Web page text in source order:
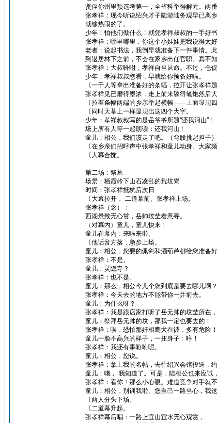
贤侄你州里预选考第一，全省科举得解元。两
张孝祥：现今听说绍兴才子陆游陆务观早已离
就够热闹的了。
少年：怕他们做什么！就凭孝祥叔叔的一手好
张孝祥：哪里哪里，你这个小娃娃把我说得太
老者；说起书法，我倒早就准备下一件事情。
到退居林下之前，不会在家乡出任官职。真不
张孝祥：大叔吩咐，孝祥自当从命。不过，仓
少年：孝祥叔叔您看，早就给你预备好啦。
〔一干人等拿出准备好的条幅，拉开让张孝祥
张孝祥见已磨得墨浓，走上前来舔得笔饱然后
〔拉着条幅两端的乡亲举起横幅——上面显现
〔同时天幕上一样显现出这四个大字。
少年：孝祥叔叔写的是岳爷爷所题“还我河山”！
场上所有人等一起朗读：还我河山！
童儿：相公，我们该走了吧。（弯腰挑起担子）
〔在乡亲们招呼声中张孝祥和童儿动身。大家
〔大幕合拢。
第二场：祭墓
场景：栖霞岭下山石凌乱的荒坟岗
时间：张孝祥抵杭后次日
〔大幕拉开， 二道幕前。张孝祥上场。
张孝祥（念）：
西湖景致无心赏，岳帅坟茔着意寻。
（对幕内）童儿，童儿快来！
童儿在幕内：来啦来啦。
〔他话音方落，急步上场。
童儿：相公，您要的佩剑和酒葫芦都给您准备
张孝祥：不是。
童儿：灵隐寺？
张孝祥：也不是。
童儿：那么，相公今儿个您到底是要去哪儿啊？
张孝祥：今天去的地方不能带你一并前去。
童儿：为什么呀？
张孝祥：我是跟店家打听了岳元帅的坟茔所在
童儿：祭拜岳元帅的坟，那我一定也要去的！
张孝祥：唉，恐怕那奸相鹰犬在彼，多有危险
童儿一脸不高兴的样子，一扭身子：哼！
张孝祥：我还有事吩咐呢。
童儿：相公，您说。
张孝祥：拿上我的名帖，去往绍兴会馆投送，
童儿：哦， 我知道了。可是，陆相公也来应试
张孝祥：看你！那么小心眼。难道竞争对手就
童儿：相公，别训我啦。您自己一路当心，我
〔两人分头下场。
〔二道幕升起。
张孝祥幕后唱：一路上宜山宜水无心观赏，